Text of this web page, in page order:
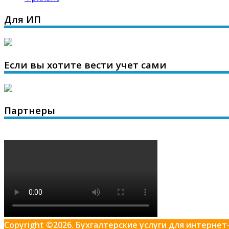
Для ИП
Если вы хотите вести учет сами
Партнеры
Copyright ©2026. Бухгалтерские услуги для